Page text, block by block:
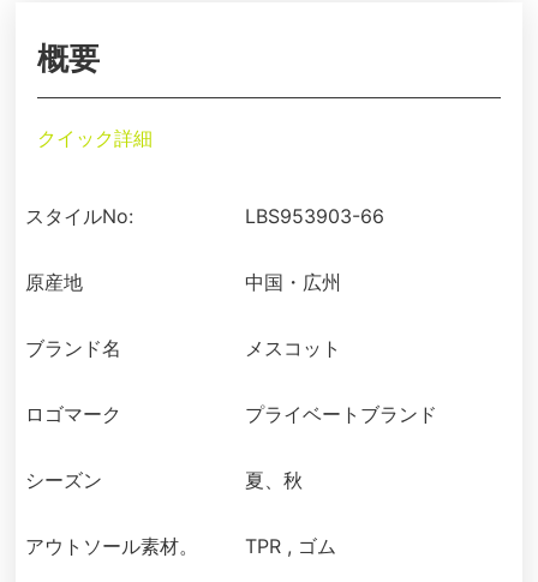
概要
クイック詳細
スタイルNo: LBS953903-66
原産地 中国・広州
ブランド名 メスコット
ロゴマーク プライベートブランド
シーズン 夏、秋
アウトソール素材。 TPR , ゴム